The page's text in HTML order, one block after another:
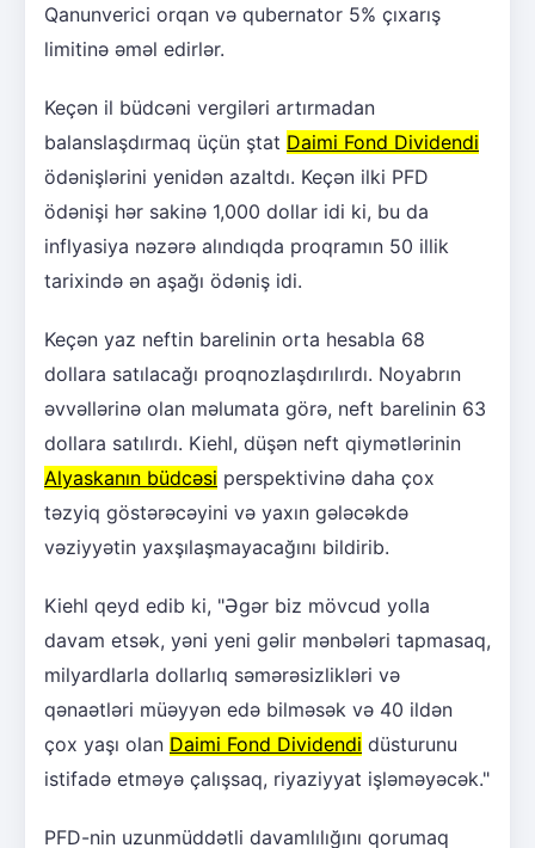
Qanunverici orqan və qubernator 5% çıxarış
limitinə əməl edirlər.
Keçən il büdcəni vergiləri artırmadan
balanslaşdırmaq üçün ştat Daimi Fond Dividendi
ödənişlərini yenidən azaltdı. Keçən ilki PFD
ödənişi hər sakinə 1,000 dollar idi ki, bu da
inflyasiya nəzərə alındıqda proqramın 50 illik
tarixində ən aşağı ödəniş idi.
Keçən yaz neftin barelinin orta hesabla 68
dollara satılacağı proqnozlaşdırılırdı. Noyabrın
əvvəllərinə olan məlumata görə, neft barelinin 63
dollara satılırdı. Kiehl, düşən neft qiymətlərinin
Alyaskanın büdcəsi perspektivinə daha çox
təzyiq göstərəcəyini və yaxın gələcəkdə
vəziyyətin yaxşılaşmayacağını bildirib.
Kiehl qeyd edib ki, "Əgər biz mövcud yolla
davam etsək, yəni yeni gəlir mənbələri tapmasaq,
milyardlarla dollarlıq səmərəsizlikləri və
qənaətləri müəyyən edə bilməsək və 40 ildən
çox yaşı olan Daimi Fond Dividendi düsturunu
istifadə etməyə çalışsaq, riyaziyyat işləməyəcək."
PFD-nin uzunmüddətli davamlılığını qorumaq